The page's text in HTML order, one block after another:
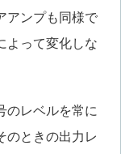
アンプも同様で
よって変化しな
のレベルを常に
のときの出力レ